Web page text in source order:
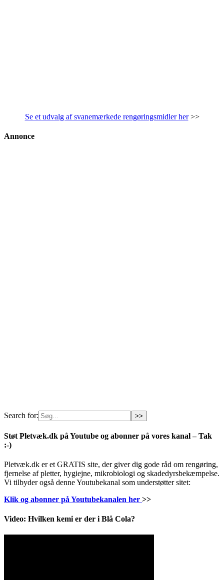
Se et udvalg af svanemærkede rengøringsmidler her>>
Annonce
Search for:
Støt Pletvæk.dk på Youtube og abonner på vores kanal – Tak
:-)
Pletvæk.dk er et GRATIS site, der giver dig gode råd om rengøring,
fjernelse af pletter, hygiejne, mikrobiologi og skadedyrsbekæmpelse.
Vi tilbyder også denne Youtubekanal som understøtter sitet:
Klik og abonner på Youtubekanalen her >>
Video: Hvilken kemi er der i Blå Cola?